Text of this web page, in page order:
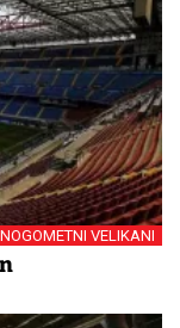
VELIKANI